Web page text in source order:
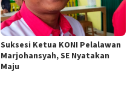
Suksesi Ketua KONI Pelalawan
Marjohansyah, SE Nyatakan
Maju